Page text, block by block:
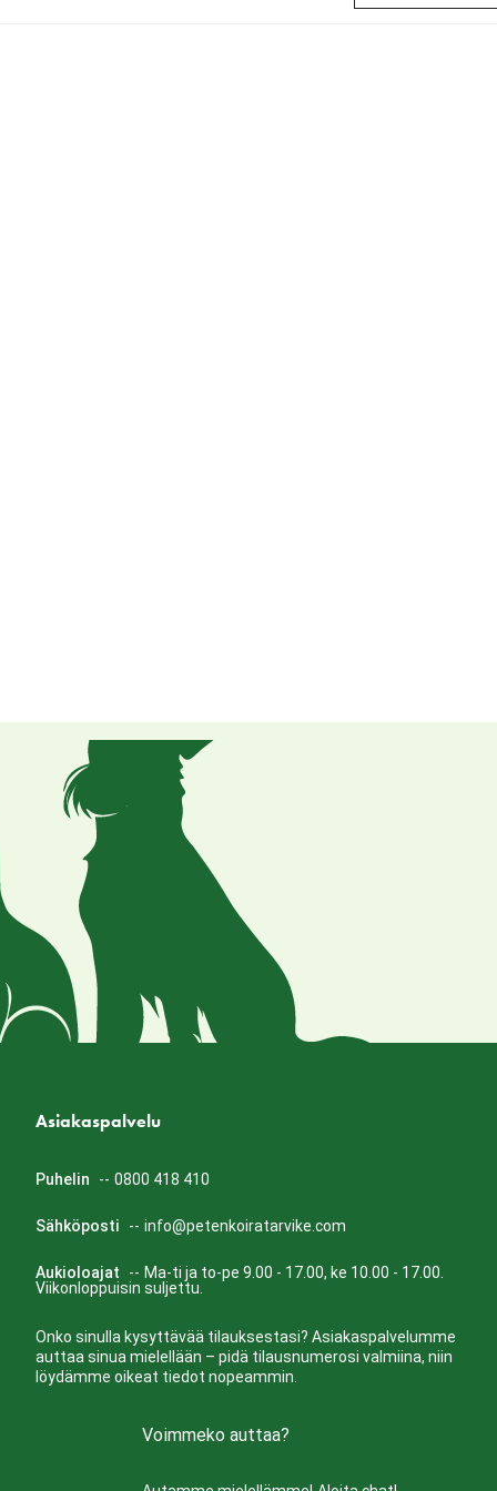
Asiakaspalvelu
Puhelin -- 0800 418 410
Sähköposti -- info@petenkoiratarvike.com
Aukioloajat -- Ma-ti ja to-pe 9.00 - 17.00, ke 10.00 - 17.00.
Viikonloppuisin suljettu.
Onko sinulla kysyttävää tilauksestasi? Asiakaspalvelumme
auttaa sinua mielellään – pidä tilausnumerosi valmiina, niin
löydämme oikeat tiedot nopeammin.
Voimmeko auttaa?